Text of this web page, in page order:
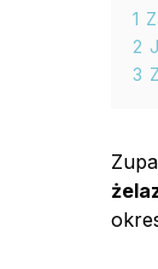
1
2
3